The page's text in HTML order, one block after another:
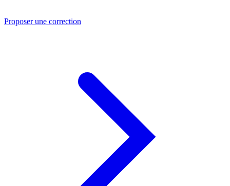
Proposer une correction